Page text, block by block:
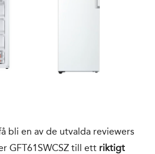
bli en av de utvalda reviewers
GFT61SWCSZ till ett riktigt